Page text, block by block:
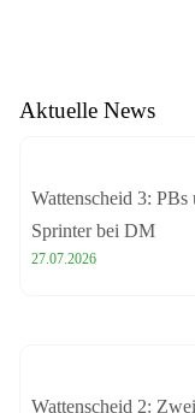
Aktuelle News
Wattenscheid 3:
Sprinter bei DM
27.07.2026
Wattenscheid 2: